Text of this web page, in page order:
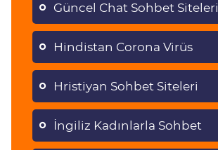
Güncel Chat Sohbet Siteleri
Hindistan Corona Virüs
Hristiyan Sohbet Siteleri
İngiliz Kadınlarla Sohbet